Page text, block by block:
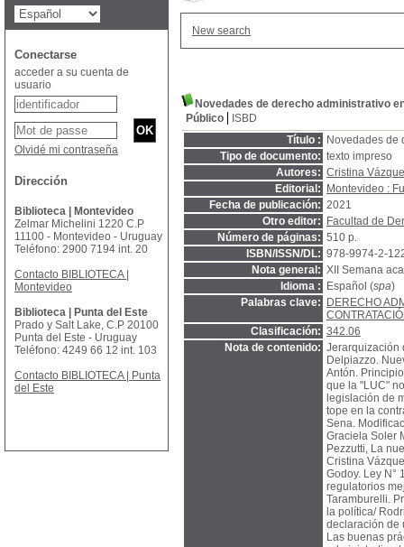
New search
Novedades de derecho administrativo
Público
ISBD
Título :
Novedades de
Tipo de documento: texto impreso
Autores: Cristina
Editorial:
Montevideo :
Fecha de publicación: 2021
Otro editor:
Facultad de
Número de páginas: 510 p.
ISBN/ISSN/DL: 978-9974-2-
Nota general: XII Semana
Idioma :
Español (spa)
Palabras clave:
DERECHO
Clasificación: 342.06
Nota de contenido: Jerarquización
Delpiazzo.
Antón.
que la "LUC"
legislación de
tope en la
Sena.
Graciela Soler
Pezzutti, La
Cristina
Godoy. Ley N°
regulatorios
Taramburelli.
la política/
declaración de
Las buenas
Conectarse
acceder a su cuenta de
usuario
Olvidé mi contraseña
Dirección
Biblioteca | Montevideo
Zelmar Michelini 1220 C.P
11100 - Montevideo - Uruguay
Teléfono: 2900 7194 int. 20
Contacto BIBLIOTECA |
Montevideo
Biblioteca | Punta del Este
Prado y Salt Lake, C.P 20100
Punta del Este - Uruguay
Teléfono: 4249 66 12 int. 103
Contacto BIBLIOTECA | Punta
del Este